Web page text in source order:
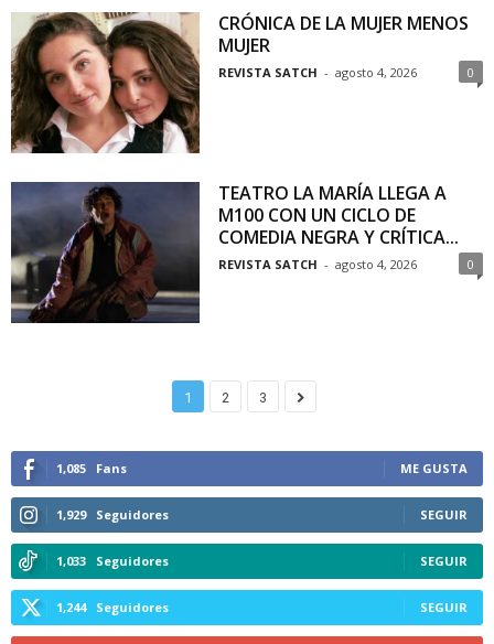
CRÓNICA DE LA MUJER MENOS
MUJER
REVISTA SATCH - agosto 4, 2026 0
TEATRO LA MARÍA LLEGA A
M100 CON UN CICLO DE
COMEDIA NEGRA Y CRÍTICA...
REVISTA SATCH - agosto 4, 2026 0
1 2 3
1,085 Fans ME GUSTA
1,929 Seguidores SEGUIR
1,033 Seguidores SEGUIR
1,244 Seguidores SEGUIR